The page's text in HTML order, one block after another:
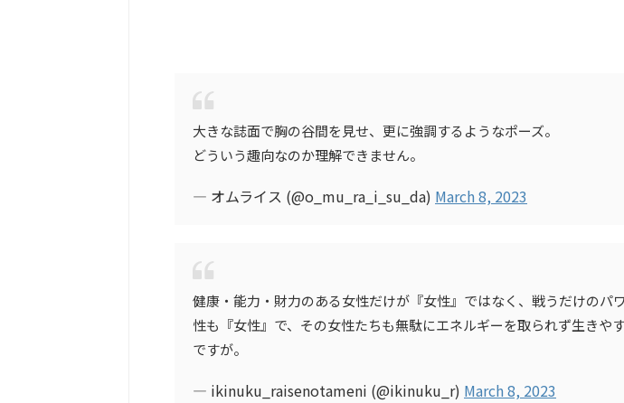
大きな誌面で胸の谷間を見せ、更に強調するようなポーズ。
どういう趣向なのか理解できません。
— オムライス (@o_mu_ra_i_su_da) March 8, 2023
健康・能力・財力のある女性だけが『女性』ではなく、戦うだけのパ
性も『女性』で、その女性たちも無駄にエネルギーを取られず生きや
ですが。
— ikinuku_raisenotameni (@ikinuku_r) March 8, 2023